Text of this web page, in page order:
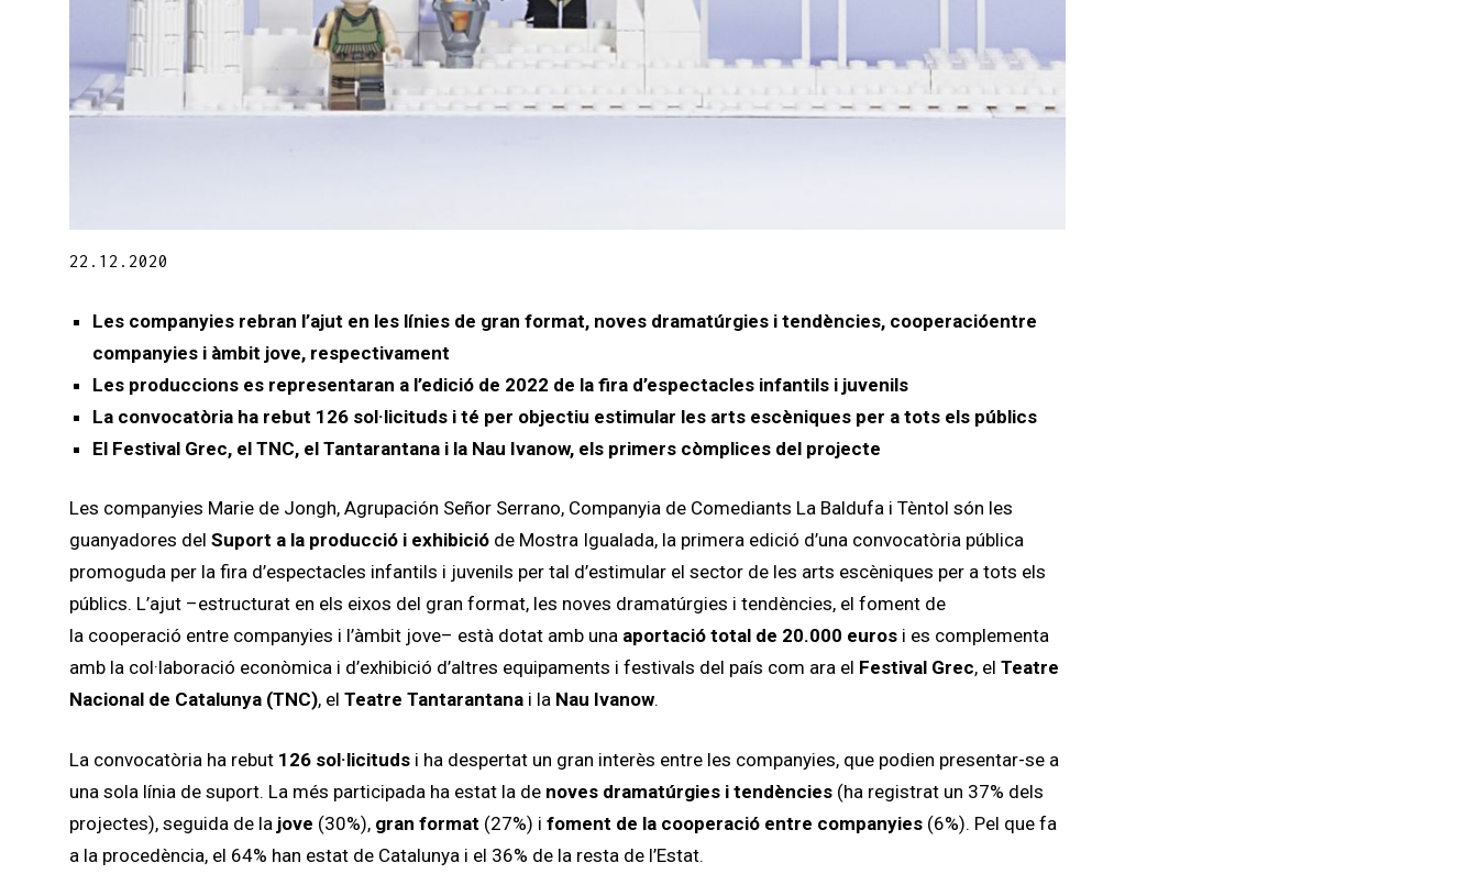
22.12.2020
Les companyies rebran l’ajut en les línies de gran format, noves dramatúrgies i tendències, cooperacióentre
companyies i àmbit jove, respectivament
Les produccions es representaran a l’edició de 2022 de la fira d’espectacles infantils i juvenils
La convocatòria ha rebut 126 sol·licituds i té per objectiu estimular les arts escèniques per a tots els públics
El Festival Grec, el TNC, el Tantarantana i la Nau Ivanow, els primers còmplices del projecte
Les companyies Marie de Jongh, Agrupación Señor Serrano, Companyia de Comediants La Baldufa i Tèntol són les
guanyadores del Suport a la producció i exhibició de Mostra Igualada, la primera edició d’una convocatòria pública
promoguda per la fira d’espectacles infantils i juvenils per tal d’estimular el sector de les arts escèniques per a tots els
públics. L’ajut –estructurat en els eixos del gran format, les noves dramatúrgies i tendències, el foment de
la cooperació entre companyies i l’àmbit jove– està dotat amb unaaportació total de 20.000 eurosi es complementa
amb la col·laboració econòmica i d’exhibició d’altres equipaments i festivals del país com ara el Festival Grec, el Teatre
Nacional de Catalunya (TNC), el Teatre Tantarantana i laNau Ivanow.
La convocatòria ha rebut126 sol·licituds i ha despertat un gran interès entre les companyies, que podien presentar-se a
una sola línia de suport. La més participada ha estat la de noves dramatúrgies i tendències (ha registrat un 37% dels
projectes), seguida de la jove (30%),gran format (27%) i foment de la cooperació entre companyies (6%). Pel que fa
a la procedència, el 64% han estat de Catalunya i el 36% de la resta de l’Estat.